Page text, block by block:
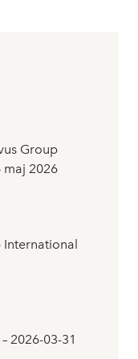
Group
maj 2026
2026-03-31